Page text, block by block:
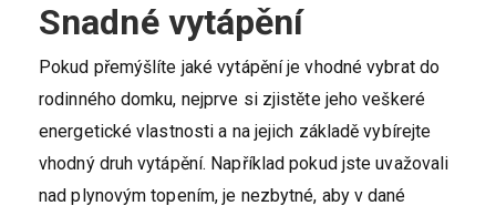
Snadné vytápění
Pokud přemýšlíte jaké vytápění je vhodné vybrat do
rodinného domku, nejprve si zjistěte jeho veškeré
energetické vlastnosti a na jejich základě vybírejte
vhodný druh vytápění. Například pokud jste uvažovali
nad plynovým topením, je nezbytné, aby v dané